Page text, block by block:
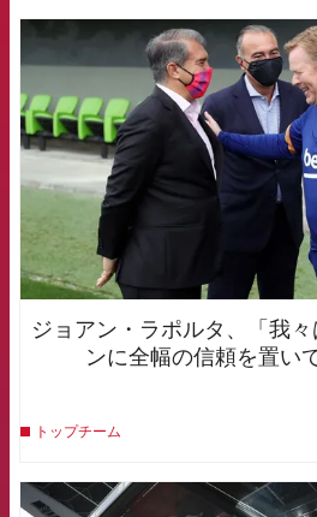
FCB
ジョアン・ラポルタ、「我
ンに全幅の信頼を置い
トップチーム
FCB